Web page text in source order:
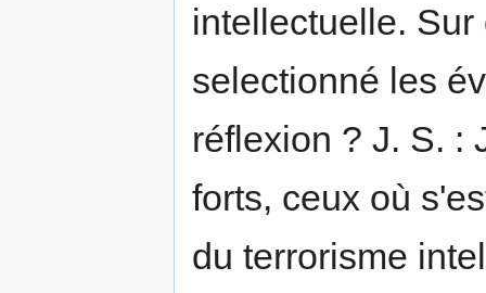
intellectuelle.
selectionné les
réflexion ? J. S. :
forts, ceux où
du terrorisme